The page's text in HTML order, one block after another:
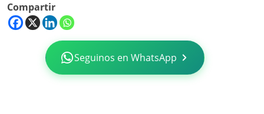
Compartir
Seguinos en WhatsApp